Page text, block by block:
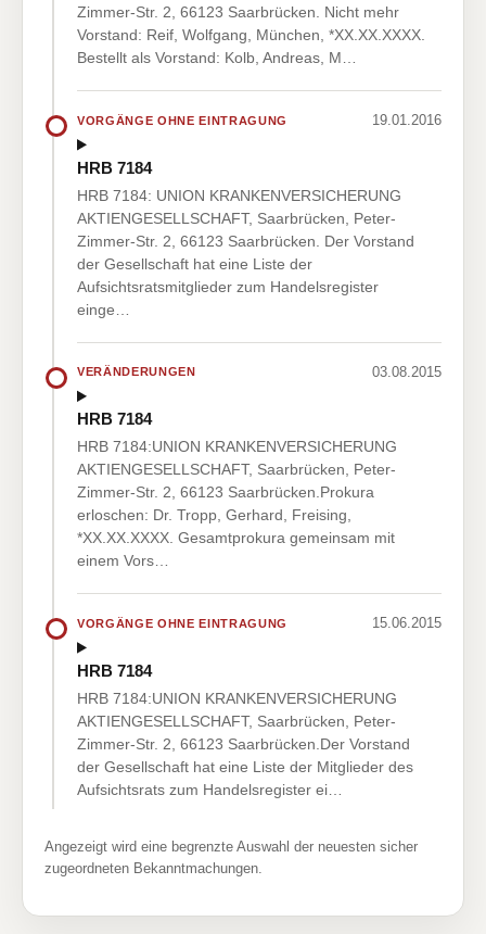
Zimmer-Str. 2, 66123 Saarbrücken. Nicht mehr
Vorstand: Reif, Wolfgang, München, *XX.XX.XXXX.
Bestellt als Vorstand: Kolb, Andreas, M…
VORGÄNGE OHNE EINTRAGUNG 19.01.2016
HRB 7184
HRB 7184: UNION KRANKENVERSICHERUNG
AKTIENGESELLSCHAFT, Saarbrücken, Peter-
Zimmer-Str. 2, 66123 Saarbrücken. Der Vorstand
der Gesellschaft hat eine Liste der
Aufsichtsratsmitglieder zum Handelsregister
einge…
VERÄNDERUNGEN 03.08.2015
HRB 7184
HRB 7184:UNION KRANKENVERSICHERUNG
AKTIENGESELLSCHAFT, Saarbrücken, Peter-
Zimmer-Str. 2, 66123 Saarbrücken.Prokura
erloschen: Dr. Tropp, Gerhard, Freising,
*XX.XX.XXXX. Gesamtprokura gemeinsam mit
einem Vors…
VORGÄNGE OHNE EINTRAGUNG 15.06.2015
HRB 7184
HRB 7184:UNION KRANKENVERSICHERUNG
AKTIENGESELLSCHAFT, Saarbrücken, Peter-
Zimmer-Str. 2, 66123 Saarbrücken.Der Vorstand
der Gesellschaft hat eine Liste der Mitglieder des
Aufsichtsrats zum Handelsregister ei…
Angezeigt wird eine begrenzte Auswahl der neuesten sicher
zugeordneten Bekanntmachungen.